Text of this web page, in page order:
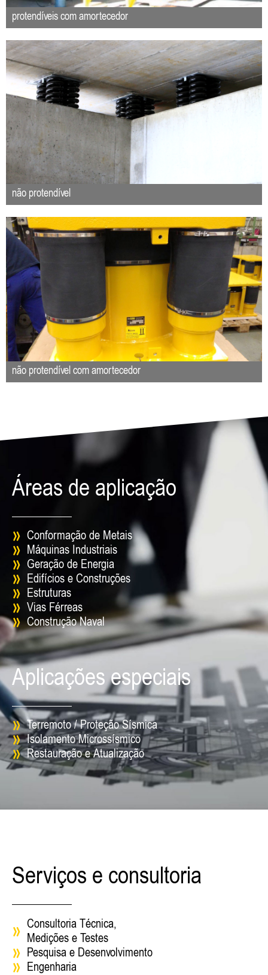
protendíveis com amortecedor
não protendível
não protendível com amortecedor
Áreas de aplicação
Conformação de Metais
Máquinas Industriais
Geração de Energia
Edifícios e Construções
Estruturas
Vias Férreas
Construção Naval
Aplicações especiais
Terremoto / Proteção Sísmica
Isolamento Microssísmico
Restauração e Atualização
Serviços e consultoria
Consultoria Técnica,
Medições e Testes
Pesquisa e Desenvolvimento
Engenharia